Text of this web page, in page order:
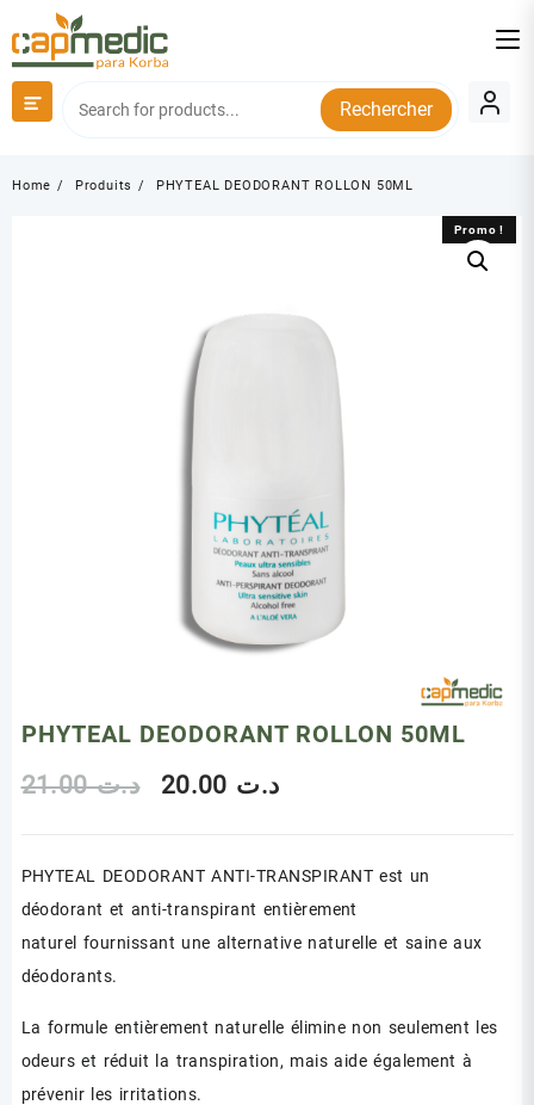
to
content
Rechercher
Home Produits PHYTEAL DEODORANT ROLLON 50ML
Promo !
PHYTEAL DEODORANT ROLLON 50ML
د.ت21.00
Le
initial
était :
د.تLe
actuel
est :
PHYTEAL DEODORANT ANTI-TRANSPIRANT est un
déodorant et anti-transpirant entièrement
naturel fournissant une alternative naturelle et saine aux
déodorants.
La formule entièrement naturelle élimine non seulement les
odeurs et réduit la transpiration, mais aide également à
prévenir les irritations.
Promo !